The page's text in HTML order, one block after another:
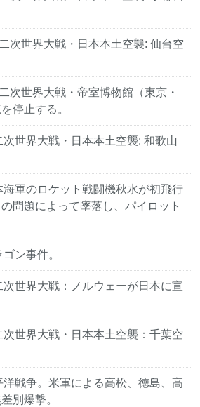
次世界大戦・日本本土空襲: 仙台空
次世界大戦・帝室博物館（東京・
停止する。
世界大戦・日本本土空襲: 和歌山
軍のロケット戦闘機秋水が初飛行
問題によって墜落し、パイロット
ン事件。
世界大戦：ノルウェーが日本に宣
世界大戦・日本本土空襲：千葉空
戦争。米軍による高松、徳島、高
別爆撃。